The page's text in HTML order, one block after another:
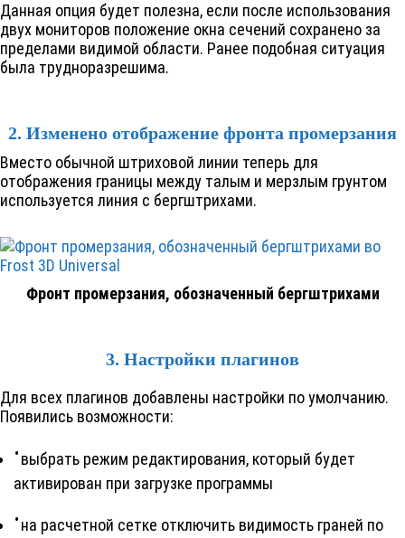
Данная опция будет полезна, если после использования
двух мониторов положение окна сечений сохранено за
пределами видимой области. Ранее подобная ситуация
была трудноразрешима.
2. Изменено отображение фронта промерзания
Вместо обычной штриховой линии теперь для
отображения границы между талым и мерзлым грунтом
используется линия с бергштрихами.
Фронт промерзания, обозначенный бергштрихами
3. Настройки плагинов
Для всех плагинов добавлены настройки по умолчанию.
Появились возможности:
выбрать режим редактирования, который будет
активирован при загрузке программы
на расчетной сетке отключить видимость граней по